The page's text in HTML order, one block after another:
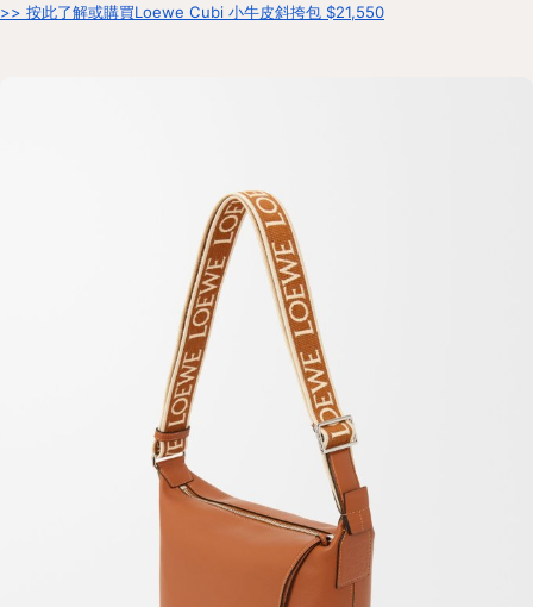
>> 按此了解或購買Loewe Cubi 小牛皮斜挎包 $21,550